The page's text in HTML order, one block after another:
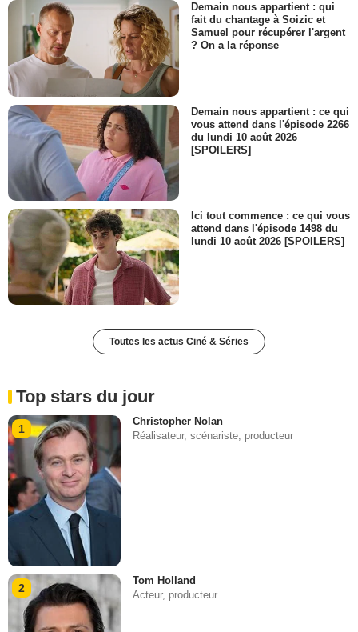
Demain nous appartient : qui
fait du chantage à Soizic et
Samuel pour récupérer l'argent
? On a la réponse
Demain nous appartient : ce qui
vous attend dans l'épisode 2266
du lundi 10 août 2026
[SPOILERS]
Ici tout commence : ce qui vous
attend dans l'épisode 1498 du
lundi 10 août 2026 [SPOILERS]
Toutes les actus Ciné & Séries
Top stars du jour
1
Christopher Nolan
Réalisateur, scénariste, producteur
2
Tom Holland
Acteur, producteur